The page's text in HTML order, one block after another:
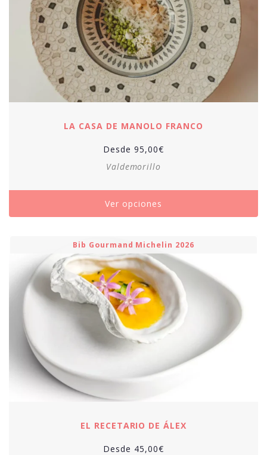
LA CASA DE MANOLO FRANCO
Desde 95,00€
Valdemorillo
Ver opciones
Bib Gourmand Michelin 2026
EL RECETARIO DE ÁLEX
Desde 45,00€